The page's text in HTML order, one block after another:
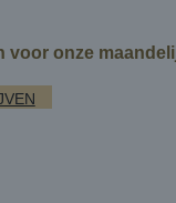
voor onze